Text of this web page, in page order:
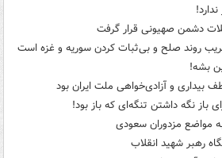
دشمن صهیونی قرار گرفت
روند صلح و بی‌ثبات کردن سوریه و غزه است
بشه!
و آزادی‌خواهی ملت ایران بود
مواضع مزدوران سعودی
رهبر شهید انقلاب